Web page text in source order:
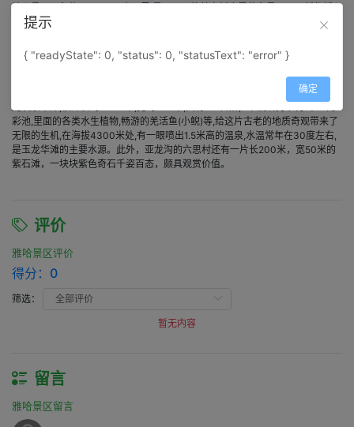
核心景区面积约30至35平方公里.景区入口的其卡村也是著名景区----新都桥"
摄影天堂的重要组成部分.此外,力邱河峡谷浓郁的木雅藏族风情和优美的高原田
风光,人文风情于一身. 景区的奇景之一是亚龙沟泉华滩,长度达到6500米,宽约
200米,远远超过了阿坝洲黄龙泉华滩3500米长的规模(此前,黄龙泉华滩号称世
界第一).椐权威人士介绍,雅哈的钙化流规模世界第一,其中的一挂钙化瀑布高度
和宽度都超过了著名的黄龙扎嘎瀑布,也为当今世界之最.景区的另一奇景当属玉
龙溪泉华滩,该滩长约3000米,宽约200米,共有7个台阶,上面形成了大小不一的
彩池,里面的各类水生植物,畅游的羌活鱼(小鲵)等,给这片古老的地质奇观带来了
无限的生机,在海拔4300米处,有一眼喷出1.5米高的温泉,水温常年在30度左右,
是玉龙华滩的主要水源。此外，亚龙沟的六思村还有一片长200米，宽50米的
紫石滩，一块块紫色奇石千姿百态，颇具观赏价值。
评价
雅哈景区评价
得分： 0
筛选：
暂无内容
留言
雅哈景区留言
提示
{ "readyState": 0, "status": 0, "statusText": "error" }
确定